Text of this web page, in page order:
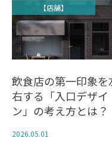
【店舗】
飲食店の第一印象を
右する「入口デザイ
ン」の考え方とは？
2026.05.01